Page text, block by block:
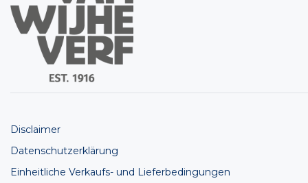
Disclaimer
Datenschutzerklärung
Einheitliche Verkaufs- und Lieferbedingungen